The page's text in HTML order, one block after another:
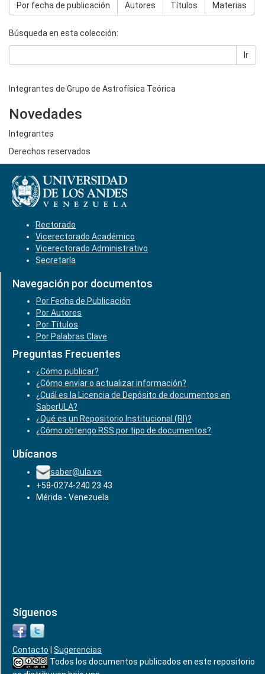
Por fecha de publicación Autores Títulos Materias
Búsqueda en esta colección:
Ir
Integrantes de Grupo de Astrofísica Teórica
Novedades
Integrantes
Derechos reservados
Rectorado
Vicerectorado Académico
Vicerectorado Administrativo
Secretaría
Navegación por documentos
Por Fecha de Publicación
Por Autores
Por Títulos
Por Palabras Clave
Preguntas Frecuentes
¿Cómo publicar?
¿Cómo enviar o actualizar información?
¿Cuál es la Licencia de Depósito de documentos en
SaberULA?
¿Qué es un Repositorio Institucional (RI)?
¿Cómo obtengo RSS por tipo de documentos?
Ubícanos
saber@ula.ve
+58-0274-240.23.43
Mérida - Venezuela
Síguenos
Contacto
Sugerencias
Todos los documentos publicados en este repositorio